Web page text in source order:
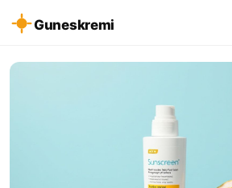
Guneskremi